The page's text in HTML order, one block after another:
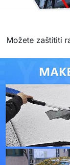
Možete zaštititi